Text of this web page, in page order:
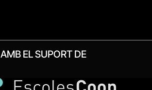
AMB EL SUPORT DE